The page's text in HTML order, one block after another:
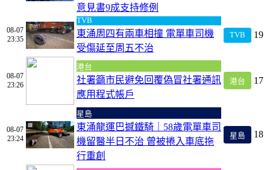
意見書9成支持修例
08-07
23:35
TVB
東涌周四有兩車相撞 電單車司機
受傷延至周五不治
TVB 19
08-07
23:26
港台
社署籲市民避免回覆偽冒社署通訊
應用程式帳戶
港台 17
08-07
23:24
星島
東涌龍運巴撼鐵騎｜58歲電單車司
機留醫半日不治 曾被捲入車底拖
行重創
星島 18